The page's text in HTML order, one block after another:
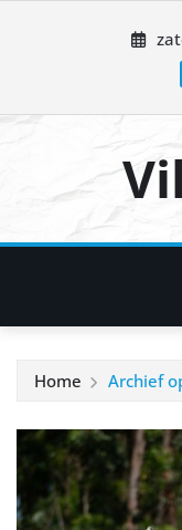
Home Archief